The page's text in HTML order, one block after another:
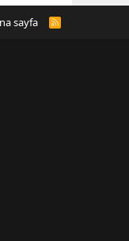
sayfa
R